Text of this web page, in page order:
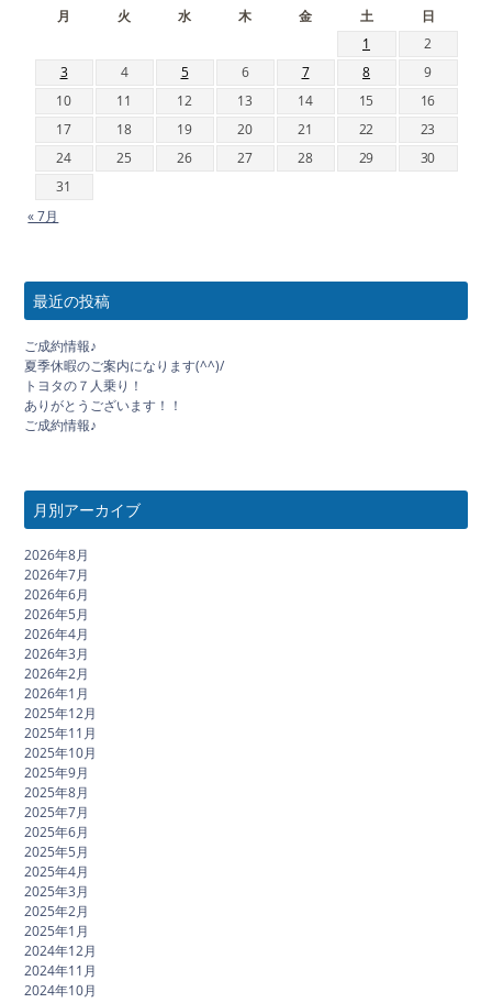
月
火 水 木 金 土
日
1
2
3
4 5 6 7 8
9
10
11 12 13 14 15
16
17
18 19 20 21 22
23
24
25 26 27 28 29
30
31
« 7月
最近の投稿
ご成約情報♪
夏季休暇のご案内になります(^^)/
トヨタの７人乗り！
ありがとうございます！！
ご成約情報♪
月別アーカイブ
2026年8月
2026年7月
2026年6月
2026年5月
2026年4月
2026年3月
2026年2月
2026年1月
2025年12月
2025年11月
2025年10月
2025年9月
2025年8月
2025年7月
2025年6月
2025年5月
2025年4月
2025年3月
2025年2月
2025年1月
2024年12月
2024年11月
2024年10月